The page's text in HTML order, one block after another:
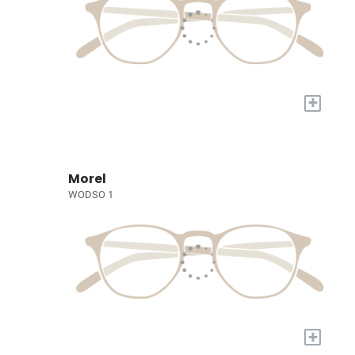
+
Morel
WODSO 1
+